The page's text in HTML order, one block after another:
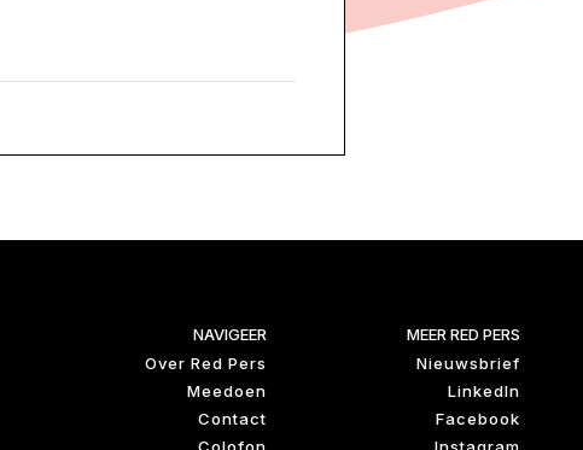
NAVIGEER
Over Red Pers
Meedoen
Contact
MEER RED PERS
Nieuwsbrief
LinkedIn
Facebook